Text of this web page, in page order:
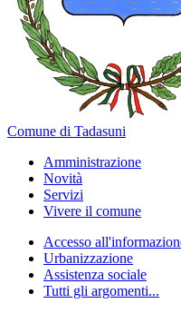
Comune di Tadasuni
Amministrazione
Novità
Servizi
Vivere il comune
Accesso
Urbanizzazione
Assistenza sociale
Tutti gli argomenti...